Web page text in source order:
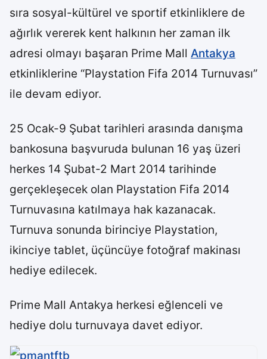
sıra sosyal-kültürel ve sportif etkinliklere de
ağırlık vererek kent halkının her zaman ilk
adresi olmayı başaran Prime Mall Antakya
etkinliklerine “Playstation Fifa 2014 Turnuvası”
ile devam ediyor.
25 Ocak-9 Şubat tarihleri arasında danışma
bankosuna başvuruda bulunan 16 yaş üzeri
herkes 14 Şubat-2 Mart 2014 tarihinde
gerçekleşecek olan Playstation Fifa 2014
Turnuvasına katılmaya hak kazanacak.
Turnuva sonunda birinciye Playstation,
ikinciye tablet, üçüncüye fotoğraf makinası
hediye edilecek.
Prime Mall Antakya herkesi eğlenceli ve
hediye dolu turnuvaya davet ediyor.